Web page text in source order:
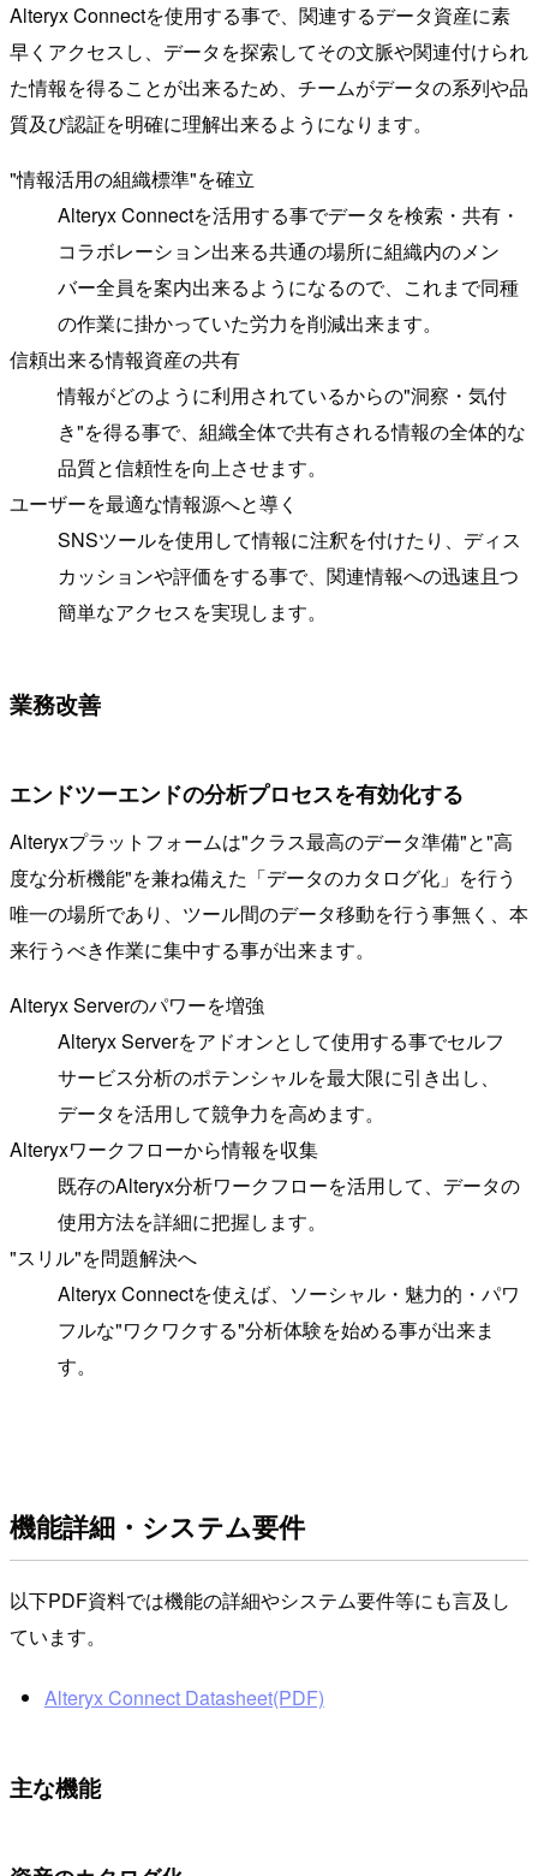
Alteryx Connectを使用する事で、関連するデータ資産に素
早くアクセスし、データを探索してその文脈や関連付けられ
た情報を得ることが出来るため、チームがデータの系列や品
質及び認証を明確に理解出来るようになります。
"情報活用の組織標準"を確立
Alteryx Connectを活用する事でデータを検索・共有・
コラボレーション出来る共通の場所に組織内のメン
バー全員を案内出来るようになるので、これまで同種
の作業に掛かっていた労力を削減出来ます。
信頼出来る情報資産の共有
情報がどのように利用されているからの"洞察・気付
き"を得る事で、組織全体で共有される情報の全体的な
品質と信頼性を向上させます。
ユーザーを最適な情報源へと導く
SNSツールを使用して情報に注釈を付けたり、ディス
カッションや評価をする事で、関連情報への迅速且つ
簡単なアクセスを実現します。
業務改善
エンドツーエンドの分析プロセスを有効化する
Alteryxプラットフォームは"クラス最高のデータ準備"と"高
度な分析機能"を兼ね備えた「データのカタログ化」を行う
唯一の場所であり、ツール間のデータ移動を行う事無く、本
来行うべき作業に集中する事が出来ます。
Alteryx Serverのパワーを増強
Alteryx Serverをアドオンとして使用する事でセルフ
サービス分析のポテンシャルを最大限に引き出し、
データを活用して競争力を高めます。
Alteryxワークフローから情報を収集
既存のAlteryx分析ワークフローを活用して、データの
使用方法を詳細に把握します。
"スリル"を問題解決へ
Alteryx Connectを使えば、ソーシャル・魅力的・パワ
フルな"ワクワクする"分析体験を始める事が出来ま
す。
機能詳細・システム要件
以下PDF資料では機能の詳細やシステム要件等にも言及し
ています。
Alteryx Connect Datasheet(PDF)
主な機能